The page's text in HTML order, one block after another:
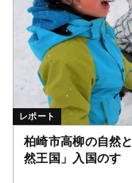
柏崎市高柳の自然
然王国」入国のす
レポート